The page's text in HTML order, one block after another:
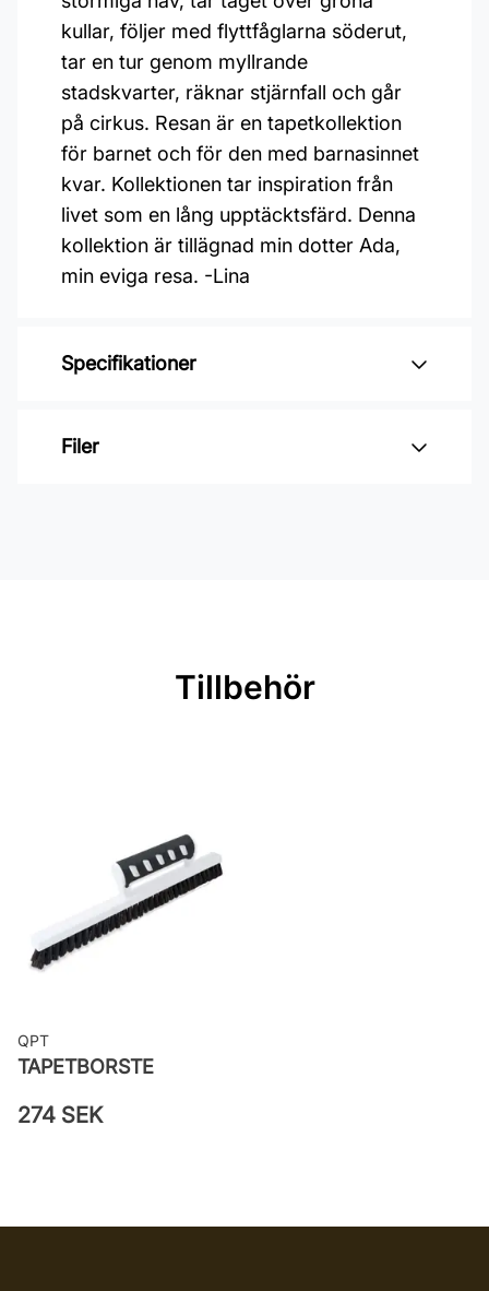
kullar, följer med flyttfåglarna söderut,
tar en tur genom myllrande
stadskvarter, räknar stjärnfall och går
på cirkus. Resan är en tapetkollektion
för barnet och för den med barnasinnet
kvar. Kollektionen tar inspiration från
livet som en lång upptäcktsfärd. Denna
kollektion är tillägnad min dotter Ada,
min eviga resa. -Lina
Specifikationer
Varumärke: Midbec Tapeter
Bredd: 0,53 m
Leverantörens artikelnummer:
29032
Filer
Tillbehör
QPT
TAPETBORSTE
274 SEK